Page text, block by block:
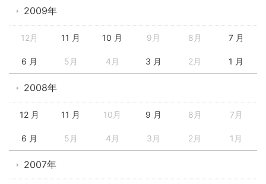
2009年
12月 11 月 10 月 9月 8月 7 月
6 月 5月 4月 3 月 2月 1 月
2008年
12 月 11 月 10月 9 月 8月 7月
6 月 5月 4月 3月 2月 1月
2007年